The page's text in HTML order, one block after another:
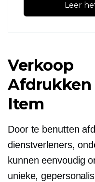
Leer
Verkoop
Afdrukken
Item
Door te benutten
dienstverleners,
kunnen eenvoudig
unieke,